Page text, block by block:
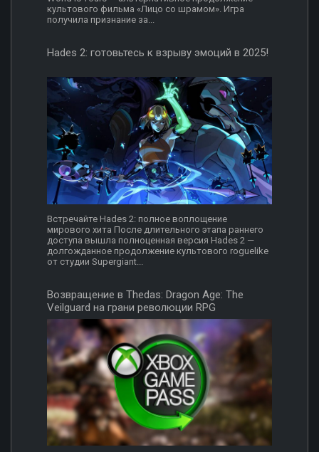
культового фильма «Лицо со шрамом». Игра
получила признание за...
Hades 2: готовьтесь к взрыву эмоций в 2025!
Встречайте Hades 2: полное воплощение
мирового хита После длительного этапа раннего
доступа вышла полноценная версия Hades 2 —
долгожданное продолжение культового roguelike
от студии Supergiant...
Возвращение в Thedas: Dragon Age: The
Veilguard на грани революции RPG